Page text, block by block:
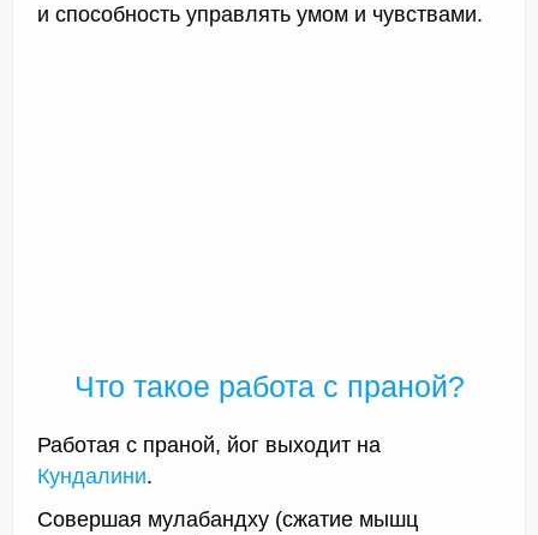
и способность управлять умом и чувствами.
Что такое работа с праной?
Работая с праной, йог выходит на
Кундалини.
Совершая мулабандху (сжатие мышц